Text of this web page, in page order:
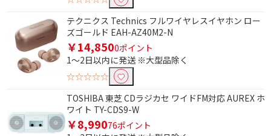
テクニクス Technics フルワイヤレスイヤホン ロー
ズゴールド EAH-AZ40M2-N
￥14,8500ポイント
1～2日以内に発送 ※大型品除く
☆☆☆☆☆
TOSHIBA 東芝 CDラジカセ ワイドFM対応 AUREX ホ
ワイト TY-CDS9-W
￥8,99076ポイント